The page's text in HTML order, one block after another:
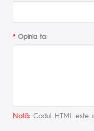
Opinia ta:
Notă: Codul HTML este